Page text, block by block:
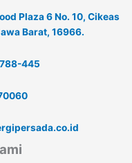
Plaza 6 No. 10, Cikeas
Barat, 16966.
445